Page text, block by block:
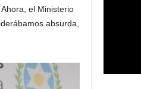
el Ministerio
absurda,